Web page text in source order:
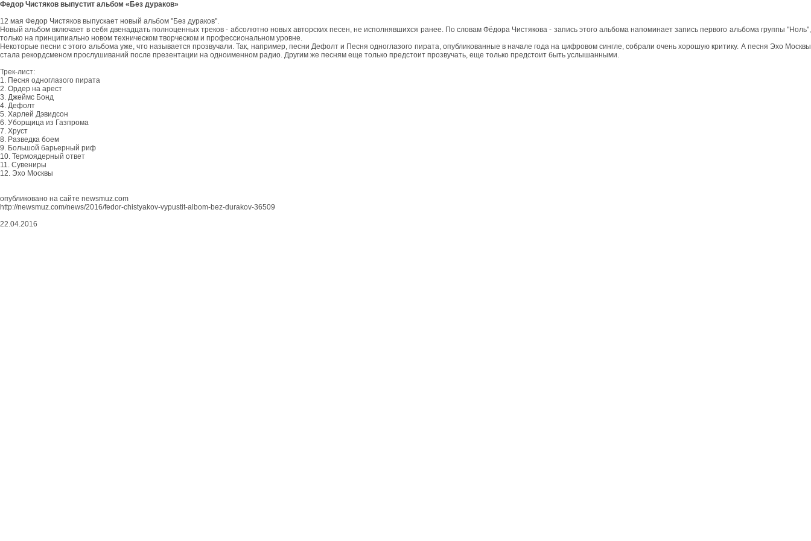
Федор Чистяков выпустит альбом «Без дураков»
12 мая Федор Чистяков выпускает новый альбом "Без дураков".
Новый альбом включает в себя двенадцать полноценных треков - абсолютно новых авторских песен, не исполнявшихся ранее. По словам Фёдора Чистякова - запись этого альбома напоминает запись первого альбома группы "Ноль",
только на принципиально новом техническом творческом и профессиональном уровне.
Некоторые песни с этого альбома уже, что называется прозвучали. Так, например, песни Дефолт и Песня одноглазого пирата, опубликованные в начале года на цифровом сингле, собрали очень хорошую критику. А песня Эхо Москвы
стала рекордсменом прослушиваний после презентации на одноименном радио. Другим же песням еще только предстоит прозвучать, еще только предстоит быть услышанными.
Трек-лист:
1. Песня одноглазого пирата
2. Ордер на арест
3. Джеймс Бонд
4. Дефолт
5. Харлей Дэвидсон
6. Уборщица из Газпрома
7. Хруст
8. Разведка боем
9. Большой барьерный риф
10. Термоядерный ответ
11. Сувениры
12. Эхо Москвы
опубликовано на сайте newsmuz.com
http://newsmuz.com/news/2016/fedor-chistyakov-vypustit-albom-bez-durakov-36509
22.04.2016